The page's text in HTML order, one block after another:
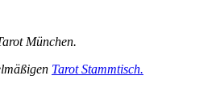
München.
Tarot Stammtisch.